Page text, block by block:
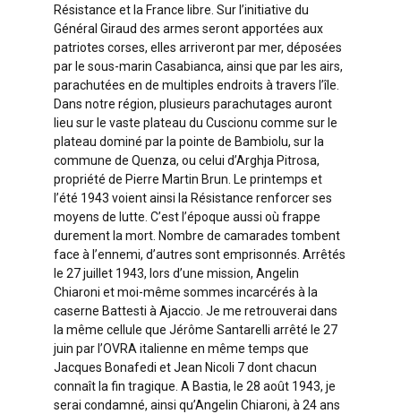
Résistance et la France libre. Sur l’initiative du
Général Giraud des armes seront apportées aux
patriotes corses, elles arriveront par mer, déposées
par le sous-marin Casabianca, ainsi que par les airs,
parachutées en de multiples endroits à travers l’île.
Dans notre région, plusieurs parachutages auront
lieu sur le vaste plateau du Cuscionu comme sur le
plateau dominé par la pointe de Bambiolu, sur la
commune de Quenza, ou celui d’Arghja Pitrosa,
propriété de Pierre Martin Brun. Le printemps et
l’été 1943 voient ainsi la Résistance renforcer ses
moyens de lutte. C’est l’époque aussi où frappe
durement la mort. Nombre de camarades tombent
face à l’ennemi, d’autres sont emprisonnés. Arrêtés
le 27 juillet 1943, lors d’une mission, Angelin
Chiaroni et moi-même sommes incarcérés à la
caserne Battesti à Ajaccio. Je me retrouverai dans
la même cellule que Jérôme Santarelli arrêté le 27
juin par l’OVRA italienne en même temps que
Jacques Bonafedi et Jean Nicoli 7 dont chacun
connaît la fin tragique. A Bastia, le 28 août 1943, je
serai condamné, ainsi qu’Angelin Chiaroni, à 24 ans